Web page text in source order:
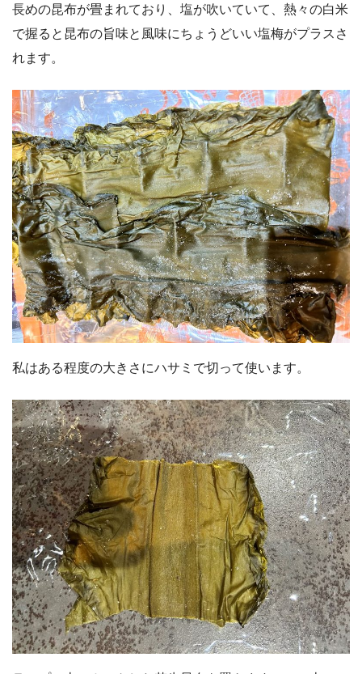
長めの昆布が畳まれており、塩が吹いていて、熱々の白米
で握ると昆布の旨味と風味にちょうどいい塩梅がプラスさ
れます。
私はある程度の大きさにハサミで切って使います。